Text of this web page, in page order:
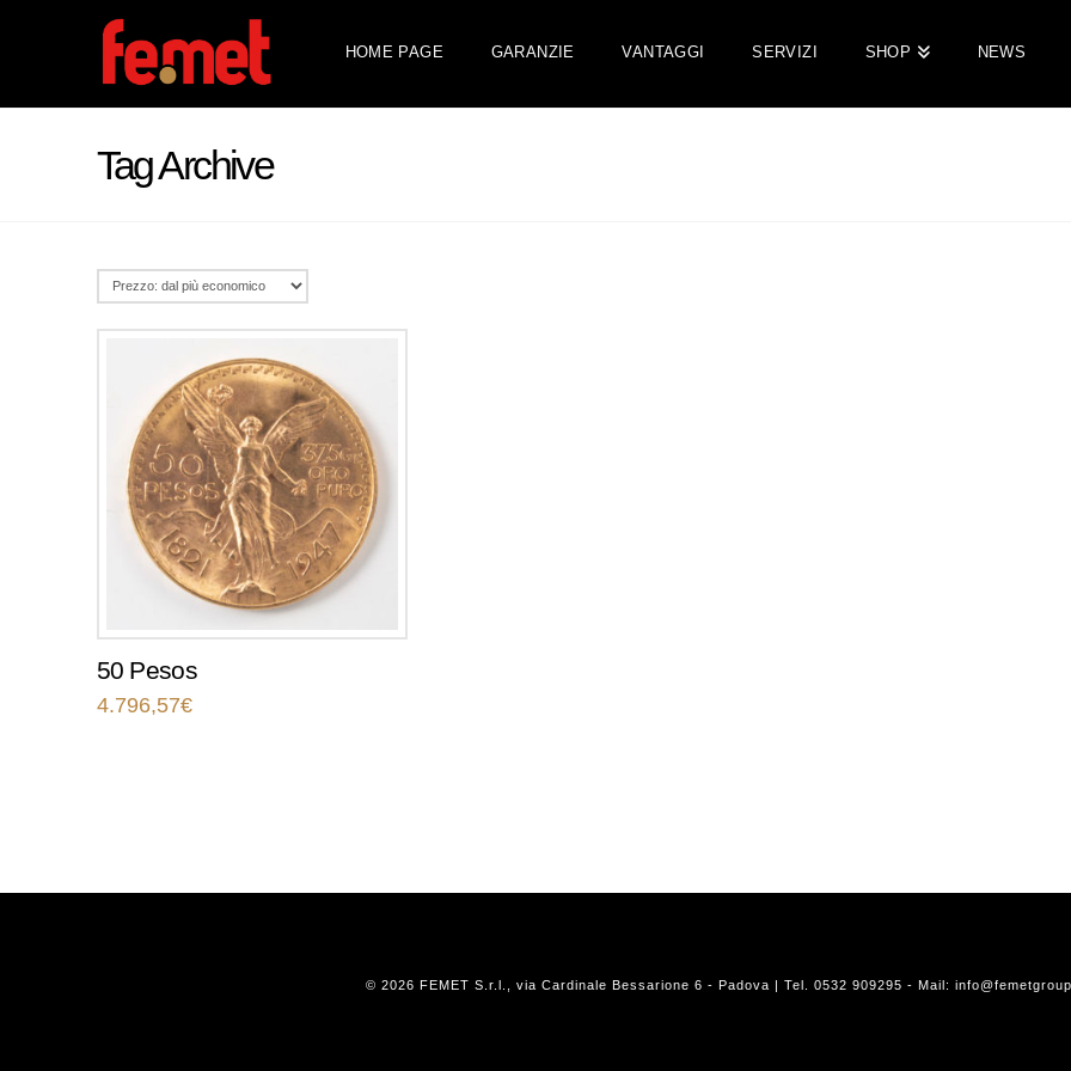
HOME PAGE GARANZIE VANTAGGI SERVIZI SHOP NEWS
Tag Archive
50 Pesos
4.796,57€
© 2026 FEMET S.r.l., via Cardinale Bessarione 6 - Padova | Tel. 0532 909295 - Mail: